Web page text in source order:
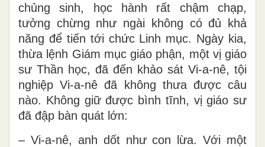
chủng sinh, học hành rất chậm chạp,
tưởng chừng như ngài không có đủ khả
năng để tiến tới chức Linh mục. Ngày kia,
thừa lệnh Giám mục giáo phận, một vị giáo
sư Thần học, đã đến khảo sát Vi-a-nê, tội
nghiệp Vi-a-nê đã không thưa được câu
nào. Không giữ được bình tĩnh, vị giáo sư
đã đập bàn quát lớn:
– Vi-a-nê, anh dốt như con lừa. Với một